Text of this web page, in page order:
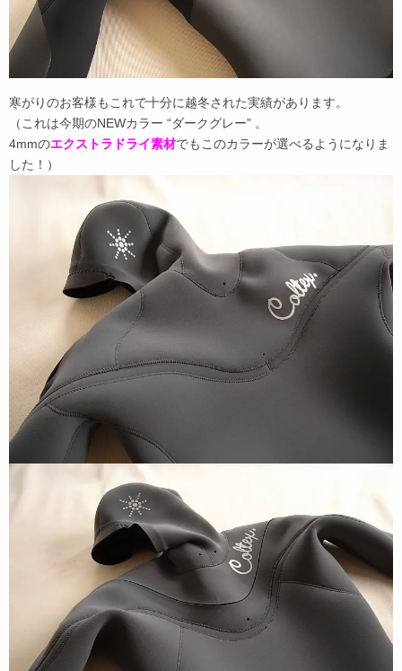
寒がりのお客様もこれで十分に越冬された実績があります。
（これは今期のNEWカラー “ダークグレー” 。
4mmのエクストラドライ素材でもこのカラーが選べるようになりま
した！）